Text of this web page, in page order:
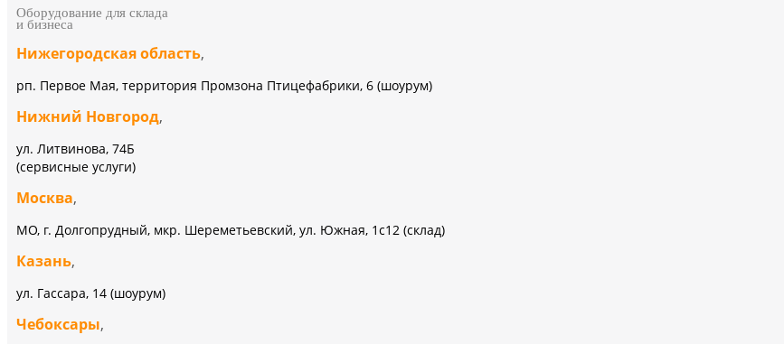
Оборудование для склада
и бизнеса
Нижегородская область,
рп. Первое Мая, территория Промзона Птицефабрики, 6 (шоурум)
Нижний Новгород,
ул. Литвинова, 74Б
(сервисные услуги)
Москва,
МО, г. Долгопрудный, мкр. Шереметьевский, ул. Южная, 1с12 (склад)
Казань,
ул. Гассара, 14 (шоурум)
Чебоксары,